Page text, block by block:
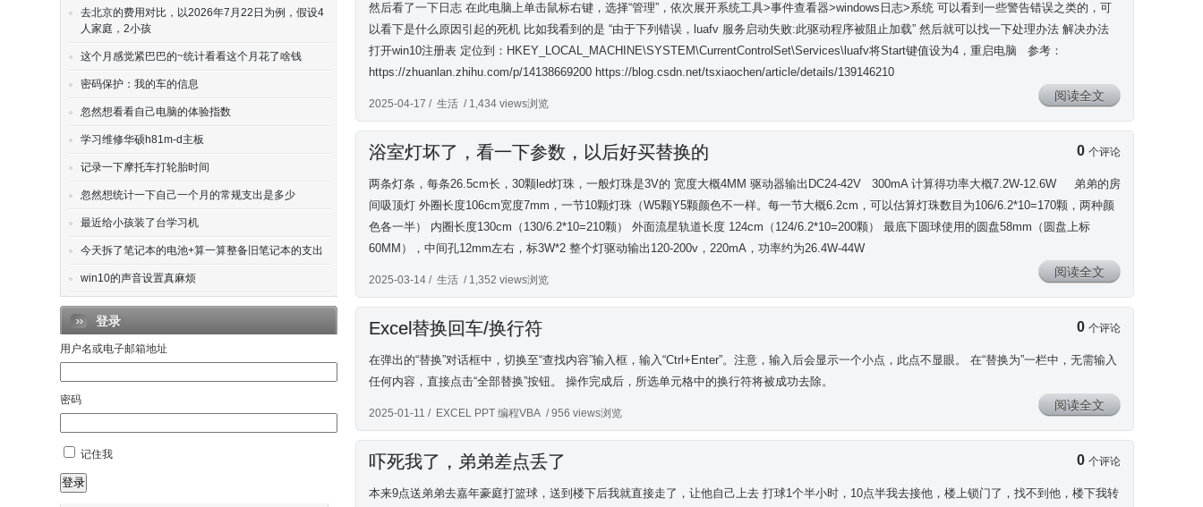
然后看了一下日志 在此电脑上单击鼠标右键，选择“管理”，依次展开系统工具>事件查看器>windows日志>系统 可以看到一些警告错误之类的，可
以看下是什么原因引起的死机 比如我看到的是 “由于下列错误，luafv 服务启动失败:此驱动程序被阻止加载” 然后就可以找一下处理办法 解决办法
打开win10注册表 定位到：HKEY_LOCAL_MACHINE\SYSTEM\CurrentControlSet\Services\luafv将Start键值设为4，重启电脑 参考：
https://zhuanlan.zhihu.com/p/14138669200 https://blog.csdn.net/tsxiaochen/article/details/139146210
2025-04-17 / 生活 / 1,434 views浏览
阅读全文
浴室灯坏了，看一下参数，以后好买替换的 0个评论
两条灯条，每条26.5cm长，30颗led灯珠，一般灯珠是3V的 宽度大概4MM 驱动器输出DC24-42V 300mA 计算得功率大概7.2W-12.6W 弟弟的房
间吸顶灯 外圈长度106cm宽度7mm，一节10颗灯珠（W5颗Y5颗颜色不一样。每一节大概6.2cm，可以估算灯珠数目为106/6.2*10=170颗，两种颜
色各一半） 内圈长度130cm（130/6.2*10=210颗） 外面流星轨道长度 124cm（124/6.2*10=200颗） 最底下圆球使用的圆盘58mm（圆盘上标
60MM），中间孔12mm左右，标3W*2 整个灯驱动输出120-200v，220mA，功率约为26.4W-44W
2025-03-14 / 生活 / 1,352 views浏览
阅读全文
Excel替换回车/换行符 0个评论
在弹出的“替换”对话框中，切换至“查找内容”输入框，输入“Ctrl+Enter”。注意，输入后会显示一个小点，此点不显眼。 在“替换为”一栏中，无需输入
任何内容，直接点击“全部替换”按钮。 操作完成后，所选单元格中的换行符将被成功去除。
2025-01-11 / EXCEL PPT 编程VBA / 956 views浏览
阅读全文
吓死我了，弟弟差点丢了 0个评论
本来9点送弟弟去嘉年豪庭打篮球，送到楼下后我就直接走了，让他自己上去 打球1个半小时，10点半我去接他，楼上锁门了，找不到他，楼下我转
去北京的费用对比，以2026年7月22日为例，假设4
人家庭，2小孩
这个月感觉紧巴巴的~统计看看这个月花了啥钱
密码保护：我的车的信息
忽然想看看自己电脑的体验指数
学习维修华硕h81m-d主板
记录一下摩托车打轮胎时间
忽然想统计一下自己一个月的常规支出是多少
最近给小孩装了台学习机
今天拆了笔记本的电池+算一算整备旧笔记本的支出
win10的声音设置真麻烦
登录
用户名或电子邮箱地址
密码
记住我
登录